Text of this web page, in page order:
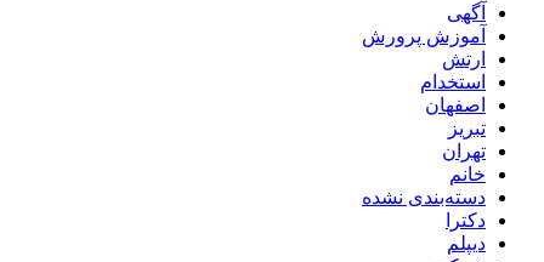
آگهی
آموزش پرورش
ارتش
استخدام
اصفهان
تبریز
تهران
خانم
دسته‌بندی نشده
دکترا
دیپلم